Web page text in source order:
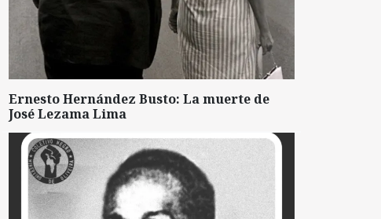
Ernesto Hernández Busto: La muerte de
José Lezama Lima